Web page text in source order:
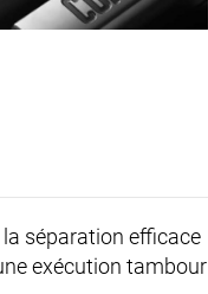
séparation efficace
exécution tambour